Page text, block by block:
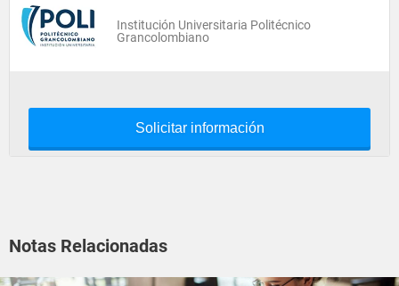
Institución Universitaria Politécnico
Grancolombiano
Solicitar información
Notas Relacionadas